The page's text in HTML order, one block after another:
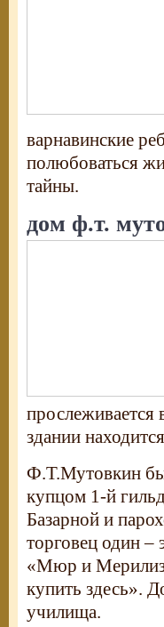
варнавинские
полюбоваться
тайны.
дом ф.т.
прослеживается
здании
Ф.Т.Мутовкин
купцом 1-й
Базарной и
торговец один –
«Мюр и
купить здесь».
училища.